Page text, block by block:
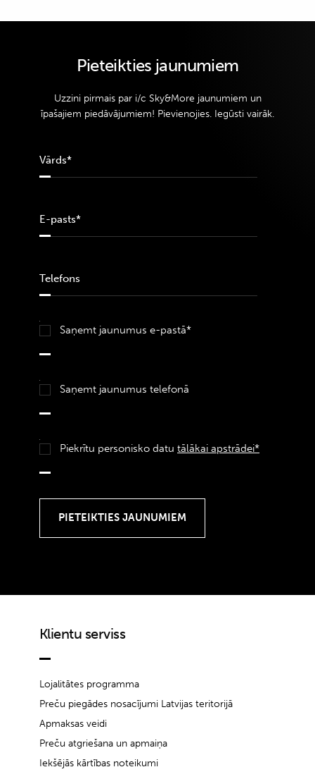
Pieteikties jaunumiem
Uzzini pirmais par i/c Sky&More jaunumiem un
īpašajiem piedāvājumiem! Pievienojies. Iegūsti vairāk.
Saņemt jaunumus e-pastā*
Saņemt jaunumus telefonā
Piekrītu personisko datu tālākai apstrādei*
Klientu serviss
Lojalitātes programma
Preču piegādes nosacījumi Latvijas teritorijā
Apmaksas veidi
Preču atgriešana un apmaiņa
Iekšējās kārtības noteikumi